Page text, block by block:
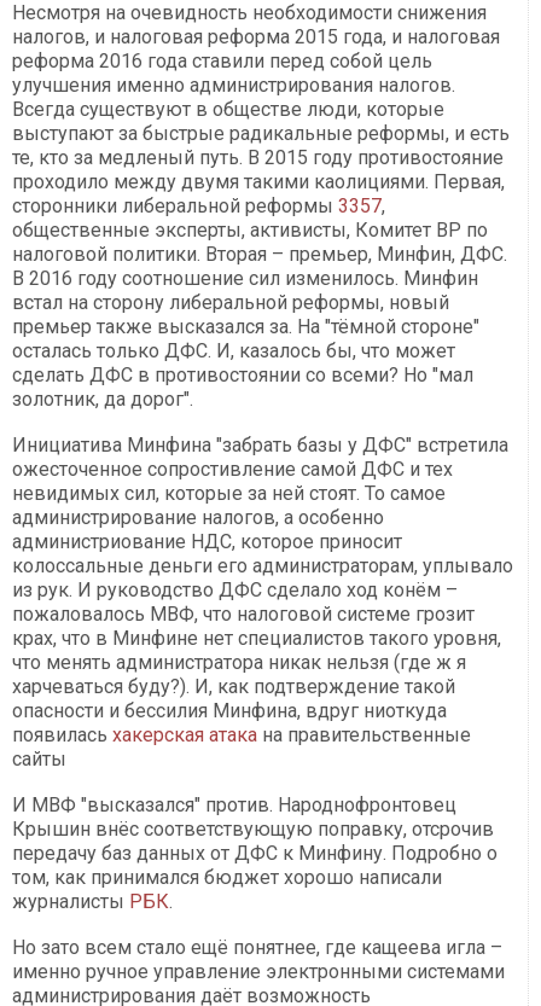
Несмотря на очевидность необходимости снижения
налогов, и налоговая реформа 2015 года, и налоговая
реформа 2016 года ставили перед собой цель
улучшения именно администрирования налогов.
Всегда существуют в обществе люди, которые
выступают за быстрые радикальные реформы, и есть
те, кто за медленый путь. В 2015 году противостояние
проходило между двумя такими каолициями. Первая,
сторонники либеральной реформы 3357,
общественные эксперты, активисты, Комитет ВР по
налоговой политики. Вторая – премьер, Минфин, ДФС.
В 2016 году соотношение сил изменилось. Минфин
встал на сторону либеральной реформы, новый
премьер также высказался за. На "тёмной стороне"
осталась только ДФС. И, казалось бы, что может
сделать ДФС в противостоянии со всеми? Но "мал
золотник, да дорог".
Инициатива Минфина "забрать базы у ДФС" встретила
ожесточенное сопростивление самой ДФС и тех
невидимых сил, которые за ней стоят. То самое
администрирование налогов, а особенно
администриование НДС, которое приносит
колоссальные деньги его администраторам, уплывало
из рук. И руководство ДФС сделало ход конём –
пожаловалось МВФ, что налоговой системе грозит
крах, что в Минфине нет специалистов такого уровня,
что менять администратора никак нельзя (где ж я
харчеваться буду?). И, как подтверждение такой
опасности и бессилия Минфина, вдруг ниоткуда
появилась хакерская атака на правительственные
сайты
И МВФ "высказался" против. Народнофронтовец
Крышин внёс соответствующую поправку, отсрочив
передачу баз данных от ДФС к Минфину. Подробно о
том, как принимался бюджет хорошо написали
журналисты РБК.
Но зато всем стало ещё понятнее, где кащеева игла –
именно ручное управление электронными системами
администрирования даёт возможность